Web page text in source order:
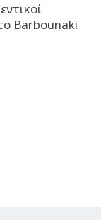
Barbounaki